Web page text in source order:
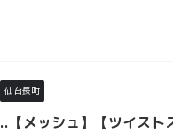
仙台長町
..【メッシュ】【ツイス